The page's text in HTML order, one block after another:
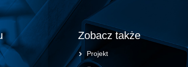
Zobacz także
Projekt